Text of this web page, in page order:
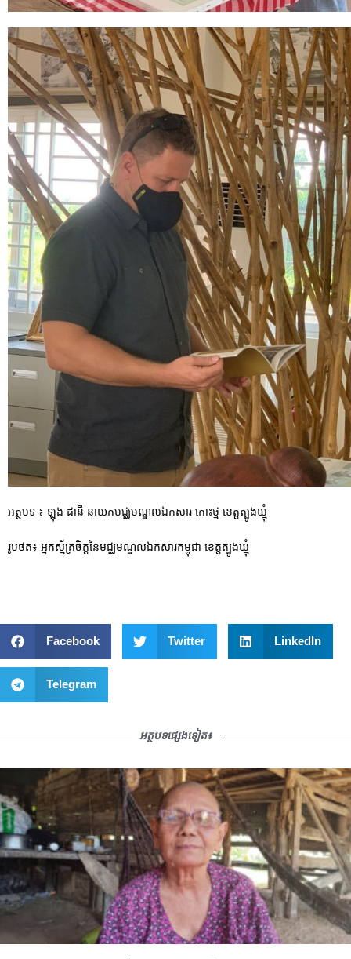
អត្ថបទ ៖ ឡុង ដានី នាយកមជ្ឈមណ្ឌលឯកសារ កោះថ្ម ខេត្តត្បូងឃ្មុំ
រូបថត៖ អ្នកស្ម័គ្រចិត្តនៃមជ្ឈមណ្ឌលឯកសារកម្ពុជា ខេត្តត្បូងឃ្មុំ
Facebook Twitter LinkedIn
Telegram
អត្ថបទផ្សេងទៀត៖